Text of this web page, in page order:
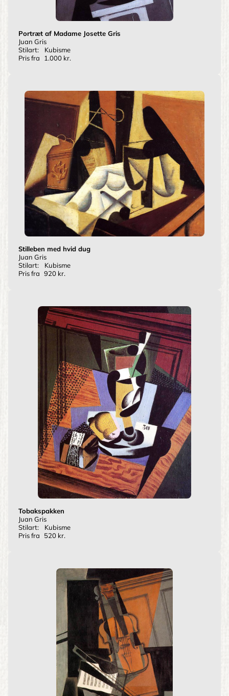
Portræt af Madame Josette Gris
Juan Gris
Stilart:
Kubisme
Pris fra
1.000 kr.
Stilleben med hvid dug
Juan Gris
Stilart:
Kubisme
Pris fra 920 kr.
Tobakspakken
Juan Gris
Stilart:
Kubisme
Pris fra
520 kr.